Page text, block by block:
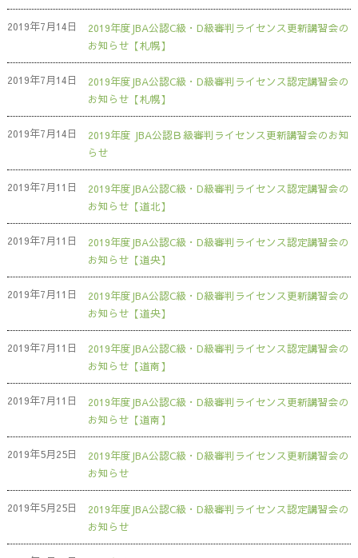
2019年7月14日
2019年度JBA公認C級・D級審判ライセンス更新講習会の
お知らせ【札幌】
2019年7月14日
2019年度JBA公認C級・D級審判ライセンス認定講習会の
お知らせ【札幌】
2019年7月14日
2019年度 JBA公認Ｂ級審判ライセンス更新講習会のお知
らせ
2019年7月11日
2019年度JBA公認C級・D級審判ライセンス認定講習会の
お知らせ【道北】
2019年7月11日
2019年度JBA公認C級・D級審判ライセンス認定講習会の
お知らせ【道央】
2019年7月11日
2019年度JBA公認C級・D級審判ライセンス更新講習会の
お知らせ【道央】
2019年7月11日
2019年度JBA公認C級・D級審判ライセンス認定講習会の
お知らせ【道南】
2019年7月11日
2019年度JBA公認C級・D級審判ライセンス更新講習会の
お知らせ【道南】
2019年5月25日
2019年度JBA公認C級・D級審判ライセンス更新講習会の
お知らせ
2019年5月25日
2019年度JBA公認C級・D級審判ライセンス認定講習会の
お知らせ